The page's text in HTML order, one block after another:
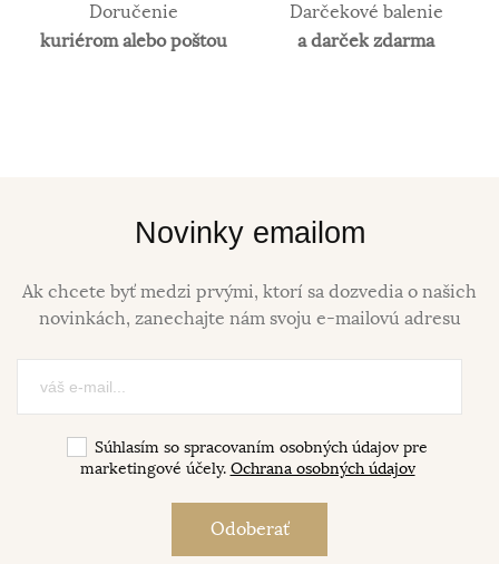
Doručenie
kuriérom alebo poštou
Darčekové balenie
a darček zdarma
Novinky emailom
Ak chcete byť medzi prvými, ktorí sa dozvedia o našich
novinkách, zanechajte nám svoju e-mailovú adresu
Súhlasím so spracovaním osobných údajov pre
marketingové účely. Ochrana osobných údajov